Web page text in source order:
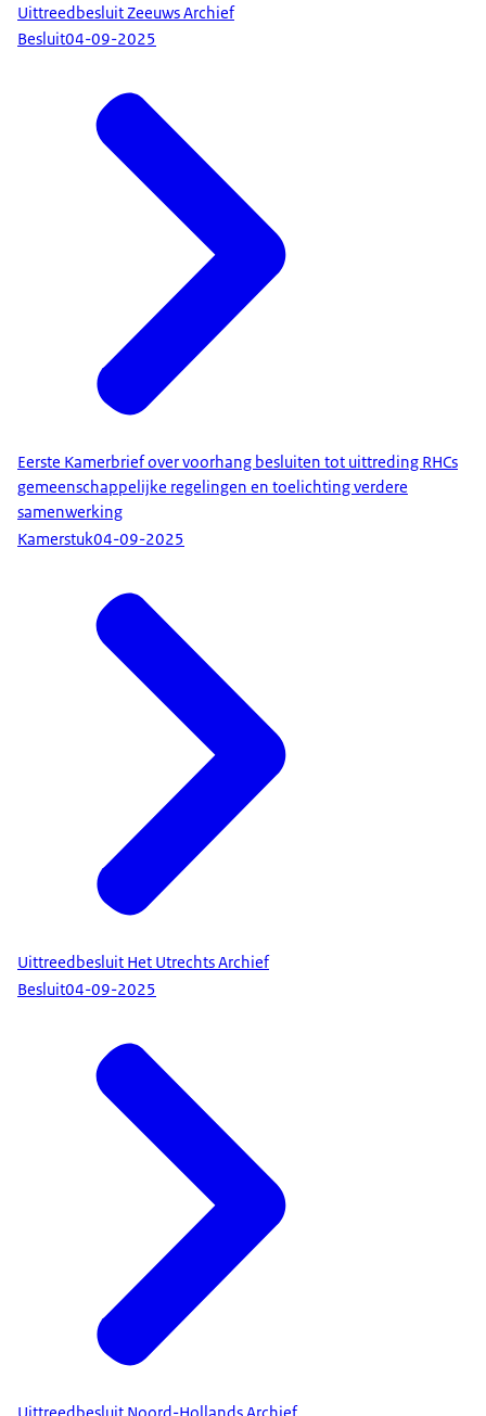
Uittreedbesluit Zeeuws Archief
Besluit04-09-2025
Eerste Kamerbrief over voorhang besluiten tot uittreding RHCs
gemeenschappelijke regelingen en toelichting verdere
samenwerking
Kamerstuk04-09-2025
Uittreedbesluit Het Utrechts Archief
Besluit04-09-2025